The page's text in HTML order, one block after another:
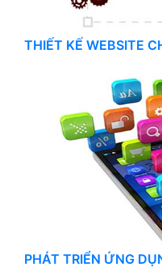
THIẾT KẾ WEBSITE
PHÁT TRIỂN ỨNG